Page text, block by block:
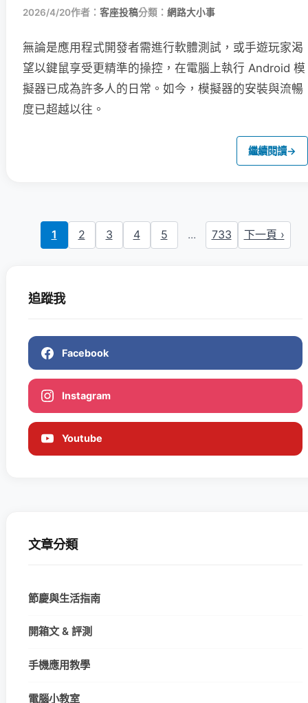
2026/4/20作者： 客座投稿分類： 網路大小事
無論是應用程式開發者需進行軟體測試，或手遊玩家渴
望以鍵鼠享受更精準的操控，在電腦上執行 Android 模
擬器已成為許多人的日常。如今，模擬器的安裝與流暢
度已超越以往。
繼續閱讀→
1 2 3 4 5 ... 733 下一頁 ›
追蹤我
Facebook
Instagram
Youtube
文章分類
節慶與生活指南
開箱文 & 評測
手機應用教學
電腦小教室